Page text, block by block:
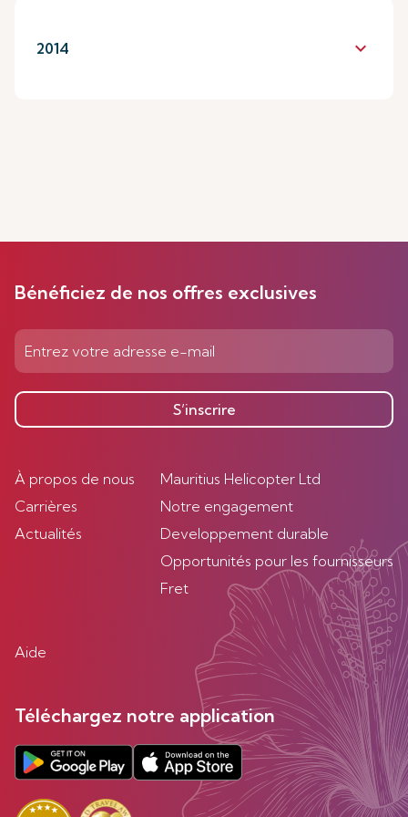
2014 keyboard_arrow_down
Bénéficiez de nos offres exclusives
S’inscrire
À propos de nous
Carrières
Actualités
Mauritius Helicopter Ltd
Notre engagement
Developpement durable
Opportunités pour les fournisseurs
Fret
Aide
Téléchargez notre application